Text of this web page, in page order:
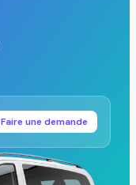
Faire une demande